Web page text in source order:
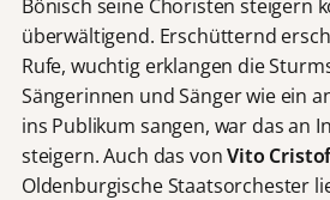
Bönisch seine Choristen steigern
überwältigend. Erschütternd
Rufe, wuchtig erklangen die
Sängerinnen und Sänger wie ein
ins Publikum sangen, war das an
steigern. Auch das vonVito
Oldenburgische Staatsorchester